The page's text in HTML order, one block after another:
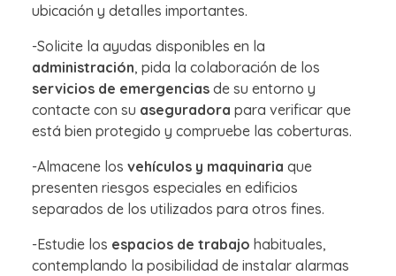
ubicación y detalles importantes.
-Solicite la ayudas disponibles en la
administración, pida la colaboración de los
servicios de emergencias de su entorno y
contacte con su aseguradora para verificar que
está bien protegido y compruebe las coberturas.
-Almacene los vehículos y maquinaria que
presenten riesgos especiales en edificios
separados de los utilizados para otros fines.
-Estudie los espacios de trabajo habituales,
contemplando la posibilidad de instalar alarmas